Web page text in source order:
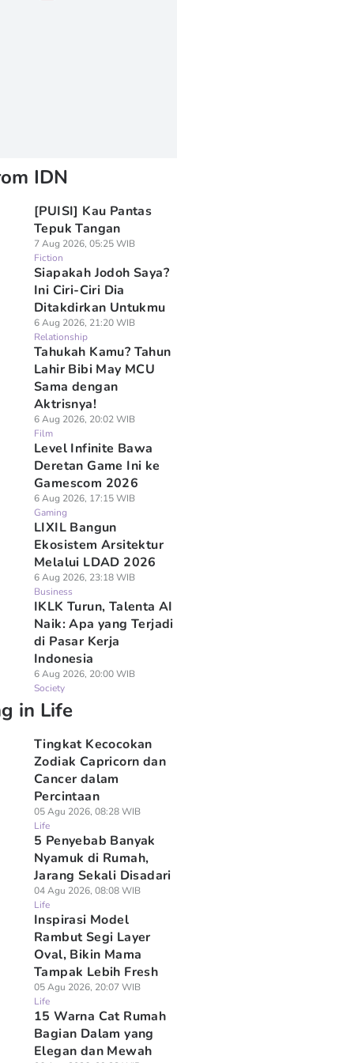
IDN
[PUISI] Kau Pantas
Tepuk Tangan
7 Aug 2026, 05:25 WIB
Fiction
Siapakah Jodoh Saya?
Ini Ciri-Ciri Dia
Ditakdirkan Untukmu
6 Aug 2026, 21:20 WIB
Relationship
Tahukah Kamu? Tahun
Lahir Bibi May MCU
Sama dengan
Aktrisnya!
6 Aug 2026, 20:02 WIB
Film
Level Infinite Bawa
Deretan Game Ini ke
Gamescom 2026
6 Aug 2026, 17:15 WIB
Gaming
LIXIL Bangun
Ekosistem Arsitektur
Melalui LDAD 2026
6 Aug 2026, 23:18 WIB
Business
IKLK Turun, Talenta AI
Naik: Apa yang Terjadi
di Pasar Kerja
Indonesia
6 Aug 2026, 20:00 WIB
Society
in Life
Tingkat Kecocokan
Zodiak Capricorn dan
Cancer dalam
Percintaan
05 Agu 2026, 08:28 WIB
Life
5 Penyebab Banyak
Nyamuk di Rumah,
Jarang Sekali Disadari
04 Agu 2026, 08:08 WIB
Life
Inspirasi Model
Rambut Segi Layer
Oval, Bikin Mama
Tampak Lebih Fresh
05 Agu 2026, 20:07 WIB
Life
15 Warna Cat Rumah
Bagian Dalam yang
Elegan dan Mewah